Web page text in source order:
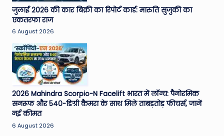
जुलाई 2026 की कार बिक्री का रिपोर्ट कार्ड: मारुति सुजुकी का
एकतरफा राज
6 August 2026
2026 Mahindra Scorpio-N Facelift भारत में लॉन्च: पैनोरमिक
सनरूफ और 540-डिग्री कैमरा के साथ मिले ताबड़तोड़ फीचर्स, जानें
नई कीमत
6 August 2026